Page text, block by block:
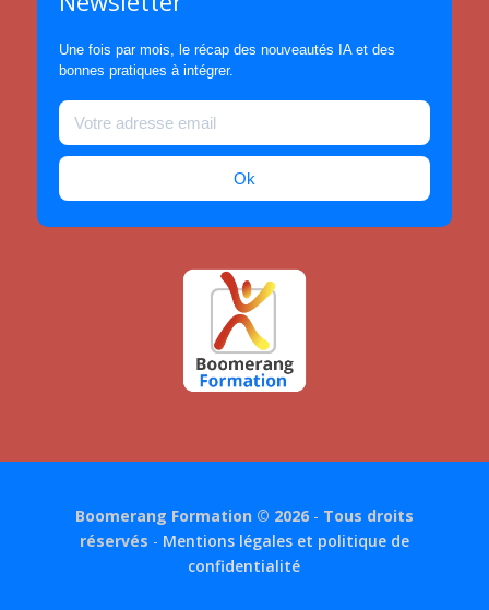
Une fois par mois, le récap des nouveautés IA et des
bonnes pratiques à intégrer.
Ok
Boomerang Formation © 2026 - Tous droits
réservés - Mentions légales et politique de
confidentialité